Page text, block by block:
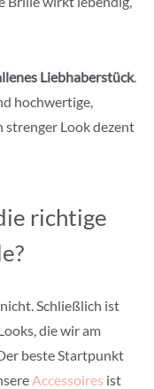
Liebhaberstück.
hochwertige,
strenger Look dezent
richtige
Schließlich ist
die wir am
beste Startpunkt
Accessoires ist